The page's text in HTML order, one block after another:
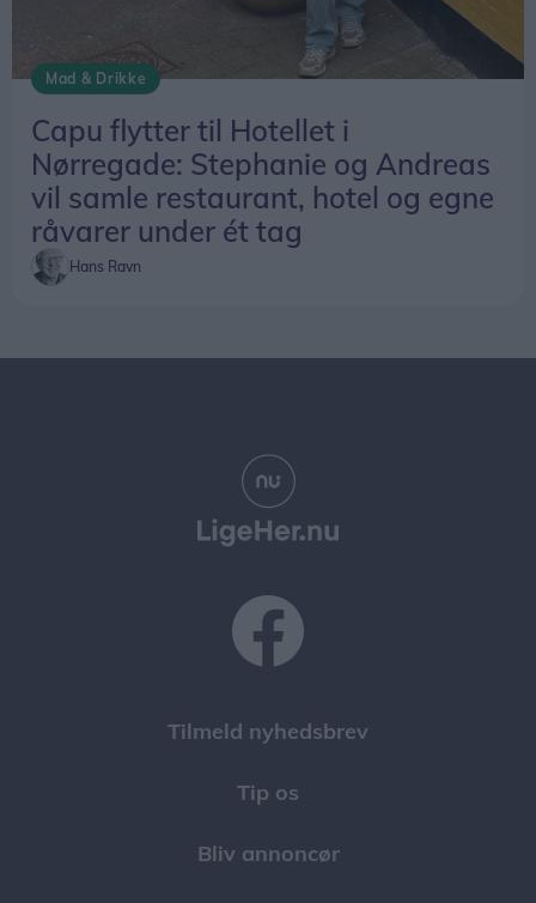
Mad & Drikke
Capu flytter til Hotellet i
Nørregade: Stephanie og Andreas
vil samle restaurant, hotel og egne
råvarer under ét tag
Hans Ravn
Tilmeld nyhedsbrev
Tip os
Bliv annoncør